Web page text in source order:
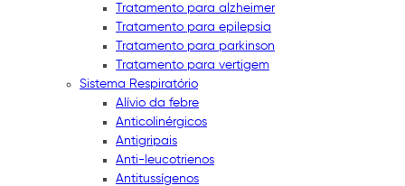
Tratamento para alzheimer
Tratamento para epilepsia
Tratamento para parkinson
Tratamento para vertigem
Sistema Respiratório
Alívio da febre
Anticolinérgicos
Antigripais
Anti-leucotrienos
Antitussígenos